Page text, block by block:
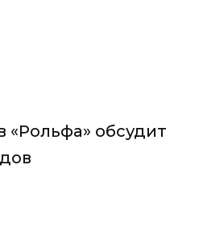
«Рольфа» обсудит